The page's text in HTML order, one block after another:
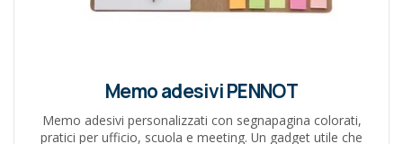
Memo adesivi PENNOT
Memo adesivi personalizzati con segnapagina colorati,
pratici per ufficio, scuola e meeting. Un gadget utile che